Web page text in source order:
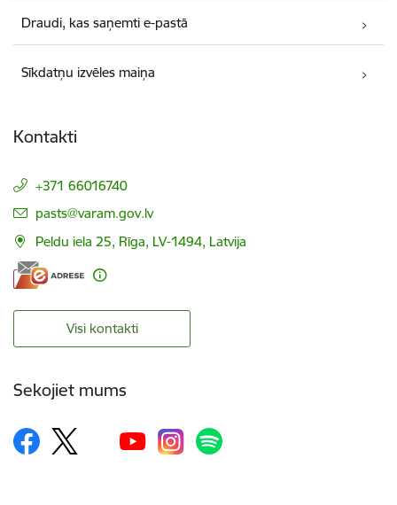
Draudi, kas saņemti e-pastā
Sīkdatņu izvēles maiņa
Kontakti
+371 66016740
E-pasts:
pasts@varam.gov.lv
Peldu iela 25, Rīga, LV-1494, Latvija
Visi kontakti
Sekojiet mums